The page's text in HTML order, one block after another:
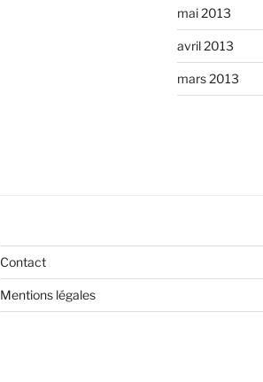
mai 2013
avril 2013
mars 2013
Contact
Mentions légales